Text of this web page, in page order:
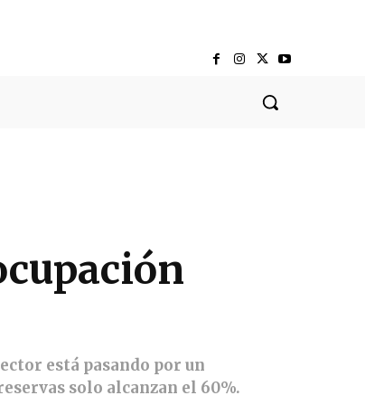
está pasando por un
solo alcanzan el 60%.